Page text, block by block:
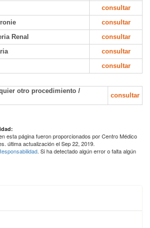
consultar
consultar
Renal
consultar
consultar
consultar
otro procedimiento /
consultar
esta página fueron proporcionados por Centro Médico
última actualización el Sep 22, 2019.
. Si ha detectado algún error o falta algún